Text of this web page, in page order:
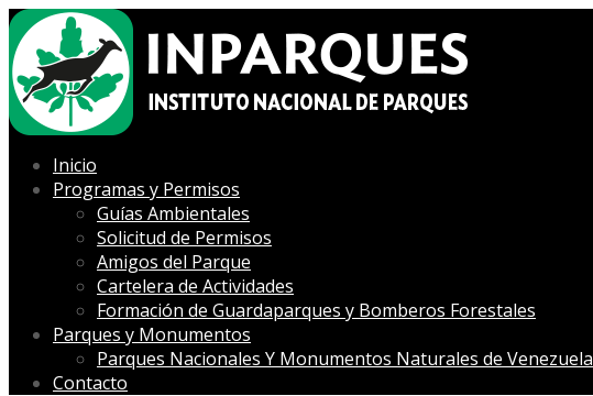
Inicio
Programas y Permisos
Guías Ambientales
Solicitud de Permisos
Amigos del Parque
Cartelera de Actividades
Formación de Guardaparques y Bomberos Forestales
Parques y Monumentos
Parques Nacionales Y Monumentos Naturales de Venezuela
Contacto